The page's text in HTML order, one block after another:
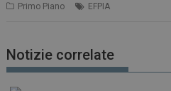
Primo Piano EFPIA
Notizie correlate